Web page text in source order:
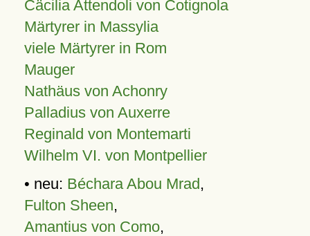
Cäcilia Attendoli von Cotignola
Märtyrer in Massylia
viele Märtyrer in Rom
Mauger
Nathäus von Achonry
Palladius von Auxerre
Reginald von Montemarti
Wilhelm VI. von Montpellier
• neu: Béchara Abou Mrad,
Fulton Sheen,
Amantius von Como,